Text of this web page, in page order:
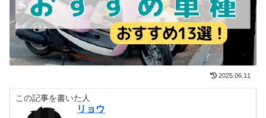
2025.06.11
この記事を書いた人
リョウ